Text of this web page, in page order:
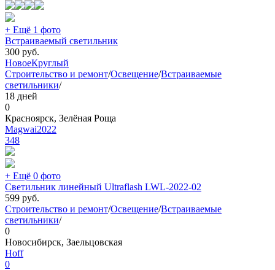
+ Ещё 1 фото
Встраиваемый светильник
300 руб.
НовоеКруглый
Строительство и ремонт/Освещение/Встраиваемые
светильники/
18 дней
0
Красноярск, Зелёная Роща
Magwai2022
348
+ Ещё 0 фото
Светильник линейный Ultraflash LWL-2022-02
599 руб.
Строительство и ремонт/Освещение/Встраиваемые
светильники/
0
Новосибирск, Заельцовская
Hoff
0